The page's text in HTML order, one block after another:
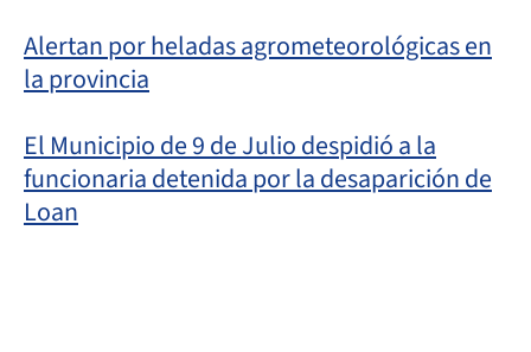
Alertan por heladas agrometeorológicas en
la provincia
El Municipio de 9 de Julio despidió a la
funcionaria detenida por la desaparición de
Loan